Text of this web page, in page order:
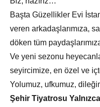
Başta Güzellikler Evi
veren arkadaşlarımıza,
döken tüm
Ve yeni sezonu
seyircimize, en özel ve
Yolumuz, ufkumuz,
Şehir Tiyatrosu